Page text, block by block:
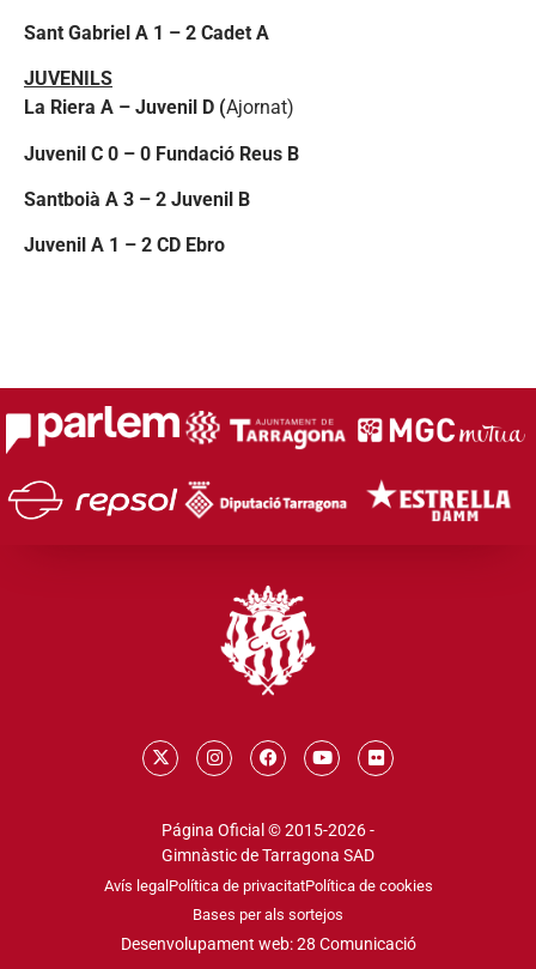
Sant Gabriel A 1 – 2 Cadet A
JUVENILS
La Riera A – Juvenil D (Ajornat)
Juvenil C 0 – 0 Fundació Reus B
Santboià A 3 – 2 Juvenil B
Juvenil A 1 – 2 CD Ebro
Página Oficial © 2015-2026 -
Gimnàstic de Tarragona SAD
Avís legal Política de privacitatPolítica de cookies
Bases per als sortejos
Desenvolupament web: 28 Comunicació